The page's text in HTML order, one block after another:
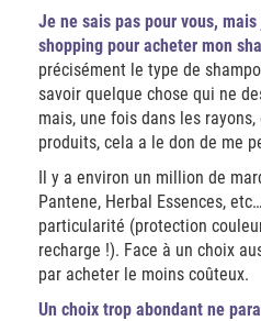
Je ne sais pas pour vous,
shopping pour acheter mon
précisément le type de
savoir quelque chose qui ne
mais, une fois dans les
produits, cela a le don de me
Il y a environ un million de
Pantene, Herbal Essences,
particularité (protection
recharge !). Face à un choix
par acheter le moins coûteux.
Un choix trop abondant ne